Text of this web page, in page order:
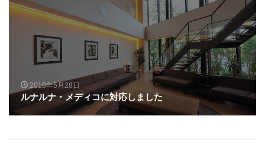
2018年5月28日
ルナルナ・メディコに対応しました